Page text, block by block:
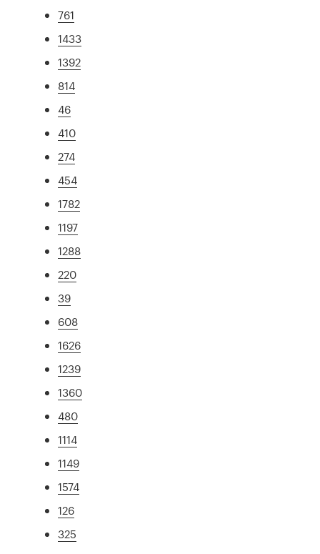
761
1433
1392
814
46
410
274
454
1782
1197
1288
220
39
608
1626
1239
1360
480
1114
1149
1574
126
325